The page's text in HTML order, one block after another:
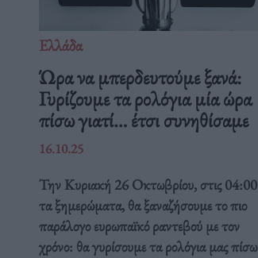
Ελλάδα
Ώρα να μπερδευτούμε ξανά:
Γυρίζουμε τα ρολόγια μία ώρα
πίσω γιατί… έτσι συνηθίσαμε
16.10.25
Την Κυριακή 26 Οκτωβρίου, στις 04:00
τα ξημερώματα, θα ξαναζήσουμε το πιο
παράλογο ευρωπαϊκό ραντεβού με τον
χρόνο: θα γυρίσουμε τα ρολόγια μας πίσω